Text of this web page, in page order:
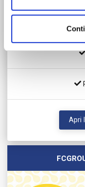
Apri